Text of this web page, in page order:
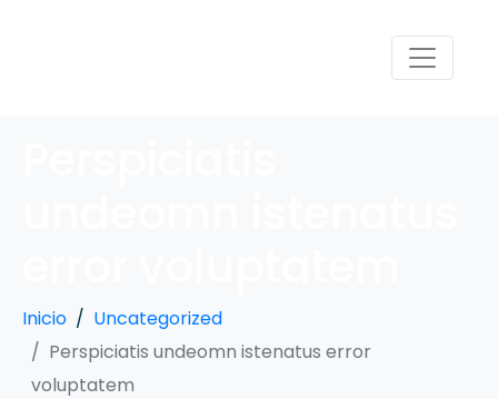
Inicio
Uncategorized
Perspiciatis undeomn istenatus error
voluptatem